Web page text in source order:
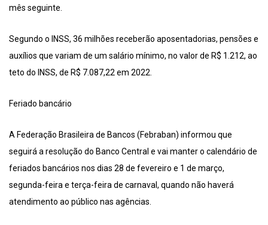
mês seguinte.
Segundo o INSS, 36 milhões receberão aposentadorias, pensões e
auxílios que variam de um salário mínimo, no valor de R$ 1.212, ao
teto do INSS, de R$ 7.087,22 em 2022.
Feriado bancário
A Federação Brasileira de Bancos (Febraban) informou que
seguirá a resolução do Banco Central e vai manter o calendário de
feriados bancários nos dias 28 de fevereiro e 1 de março,
segunda-feira e terça-feira de carnaval, quando não haverá
atendimento ao público nas agências.